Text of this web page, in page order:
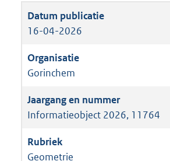
16-04-2026
Gorinchem
Informatieobject 2026, 11764
Geometrie